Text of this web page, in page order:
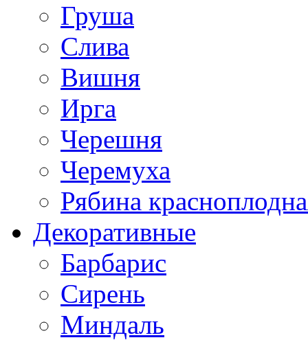
Груша
Слива
Вишня
Ирга
Черешня
Черемуха
Рябина
Декоративные
Барбарис
Сирень
Миндаль